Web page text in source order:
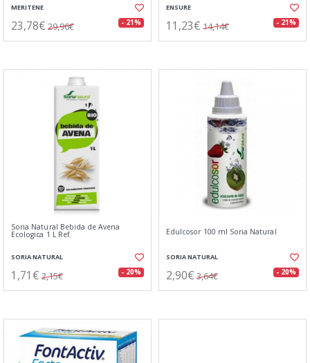
MERITENE
23,78€ 29,96€ - 21%
ENSURE
11,23€ 14,14€ - 21%
Soria Natural Bebida de Avena
Ecologica 1 L Ref.
SORIA NATURAL
1,71€ 2,15€ - 20%
Edulcosor 100 ml Soria Natural
SORIA NATURAL
2,90€ 3,64€ - 20%